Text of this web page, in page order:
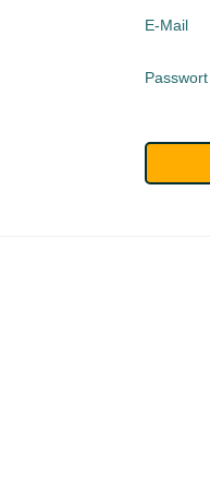
E-Mail
Passwort